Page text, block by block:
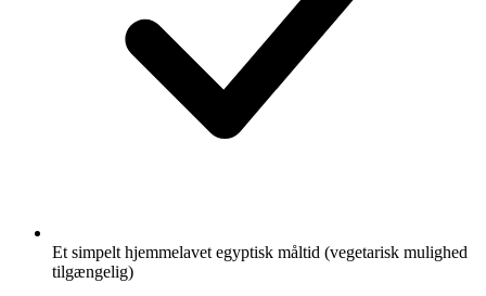
Et simpelt hjemmelavet egyptisk måltid (vegetarisk mulighed
tilgængelig)